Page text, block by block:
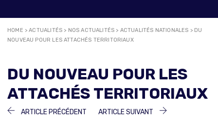
HOME >ACTUALITÉS > NOS ACTUALITÉS > ACTUALITÉS NATIONALES > DU
NOUVEAU POUR LES ATTACHÉS TERRITORIAUX
DU NOUVEAU POUR LES
ATTACHÉS TERRITORIAUX
NAVIGATION
ARTICLE PRÉCÉDENT ARTICLE
ARTICLE SUIVANT
ARTICLE